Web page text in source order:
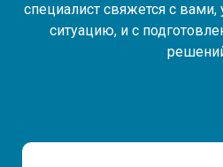
специалист свяжется с
ситуацию, и с